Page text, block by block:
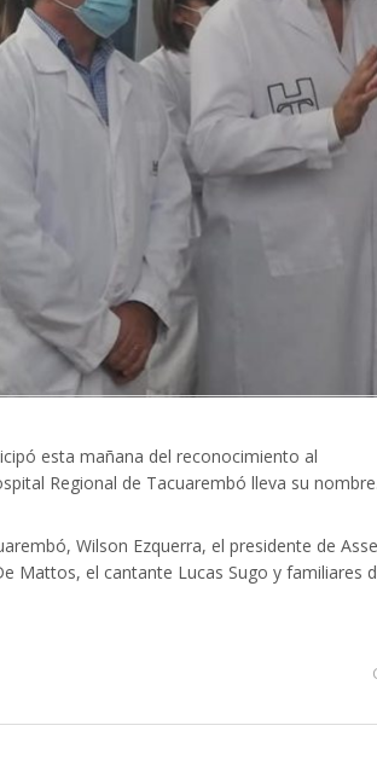
esta mañana del reconocimiento al
Regional de Tacuarembó lleva su
Wilson Ezquerra, el presidente de
Mattos, el cantante Lucas Sugo y familiares